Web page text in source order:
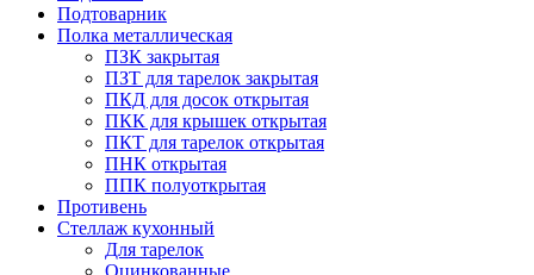
Подтоварник
Полка металлическая
ПЗК закрытая
ПЗТ для тарелок закрытая
ПКД для досок открытая
ПКК для крышек открытая
ПКТ для тарелок открытая
ПНК открытая
ППК полуоткрытая
Противень
Стеллаж кухонный
Для тарелок
Оцинкованные